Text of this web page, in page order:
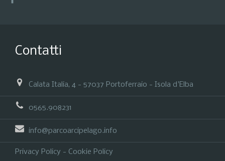
Contatti
Calata Italia, 4 - 57037 Portoferraio - Isola d'Elba
0565.908231
info@parcoarcipelago.info
Privacy Policy - Cookie Policy